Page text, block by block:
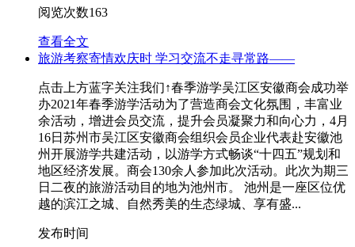
阅览次数163
查看全文
旅游考察寄情欢庆时 学习交流不走寻常路——
点击上方蓝字关注我们↑春季游学吴江区安徽商会成功举
办2021年春季游学活动为了营造商会文化氛围，丰富业
余活动，增进会员交流，提升会员凝聚力和向心力，4月
16日苏州市吴江区安徽商会组织会员企业代表赴安徽池
州开展游学共建活动，以游学方式畅谈“十四五”规划和
地区经济发展。商会130余人参加此次活动。此次为期三
日二夜的旅游活动目的地为池州市。 池州是一座区位优
越的滨江之城、自然秀美的生态绿城、享有盛...
发布时间